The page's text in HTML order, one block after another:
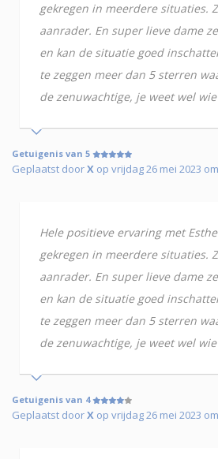
gekregen in meerdere situaties.
aanrader. En super lieve dame
en kan de situatie goed
te zeggen meer dan 5 sterren
de zenuwachtige, je weet wel wie
Getuigenis van 5
Geplaatst doorX op vrijdag 26 mei 2023
Hele positieve ervaring met
gekregen in meerdere situaties.
aanrader. En super lieve dame
en kan de situatie goed
te zeggen meer dan 5 sterren
de zenuwachtige, je weet wel wie
Getuigenis van 4
Geplaatst doorX op vrijdag 26 mei 2023